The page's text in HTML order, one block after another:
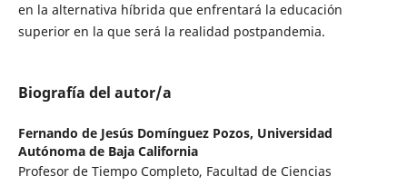
en la alternativa híbrida que enfrentará la educación
superior en la que será la realidad postpandemia.
Biografía del autor/a
Fernando de Jesús Domínguez Pozos, Universidad
Autónoma de Baja California
Profesor de Tiempo Completo, Facultad de Ciencias